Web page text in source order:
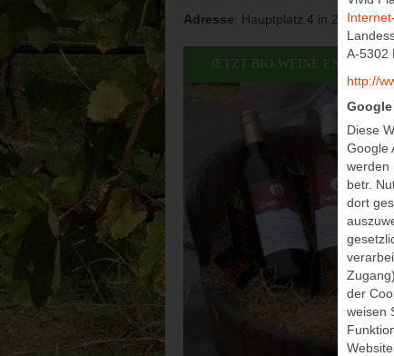
A-5302
http://
Diese
Google
werden
betr.
dort
der
weisen
Adresse: Hauptplatz 4 in 2410
JETZT BIO-WEINE ENTDECKEN